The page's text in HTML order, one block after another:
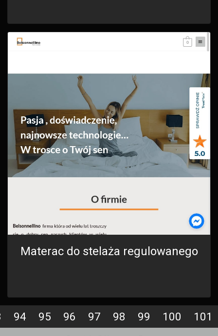
Materac do stelaża regulowanego
94 95 96 97 98 99 100 101